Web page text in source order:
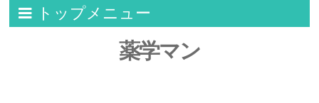
トップメニュー
薬学マン